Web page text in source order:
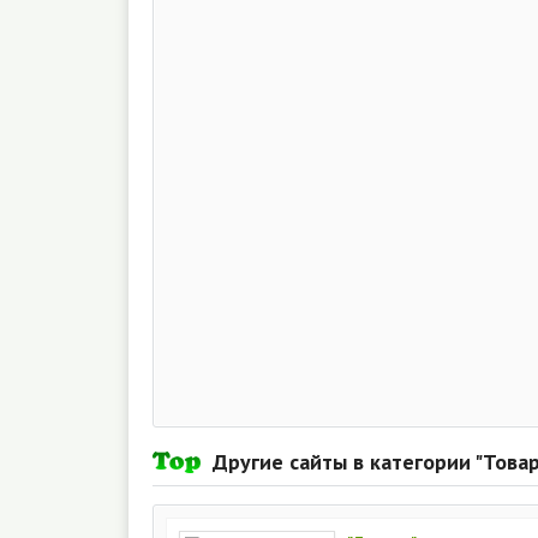
Другие сайты в категории